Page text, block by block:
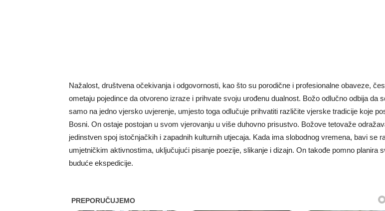
Nažalost, društvena očekivanja i odgovornosti, kao što su porodične i profesionalne obaveze,
ometaju pojedince da otvoreno izraze i prihvate svoju urođenu dualnost. Božo odlučno odbija da
samo na jedno vjersko uvjerenje, umjesto toga odlučuje prihvatiti različite vjerske tradicije koje
Bosni. On ostaje postojan u svom vjerovanju u više duhovno prisustvo. Božove tetovaže
jedinstven spoj istočnjačkih i zapadnih kulturnih utjecaja. Kada ima slobodnog vremena, bavi se
umjetničkim aktivnostima, uključujući pisanje poezije, slikanje i dizajn. On takođe pomno planira
buduće ekspedicije.